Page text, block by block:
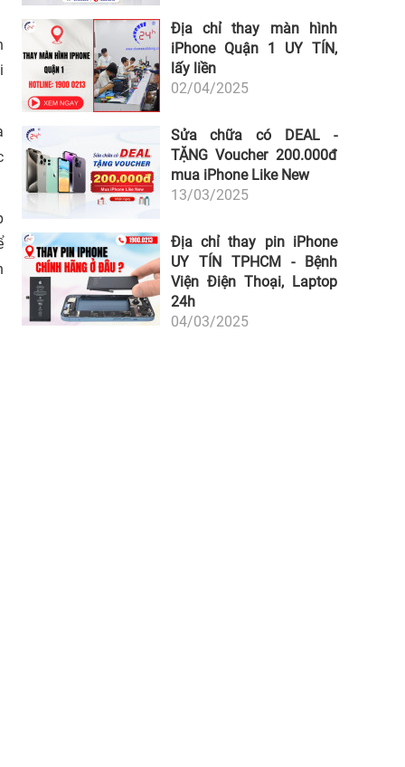
Địa chỉ thay màn hình
iPhone Quận 1 UY TÍN,
lấy liền
02/04/2025
Sửa chữa có DEAL -
TẶNG Voucher 200.000đ
mua iPhone Like New
13/03/2025
Địa chỉ thay pin iPhone
UY TÍN TPHCM - Bệnh
Viện Điện Thoại, Laptop
24h
04/03/2025